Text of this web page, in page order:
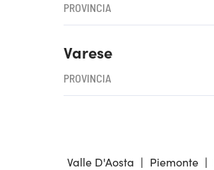
PROVINCIA
Varese
PROVINCIA
Valle D'Aosta | Piemonte |